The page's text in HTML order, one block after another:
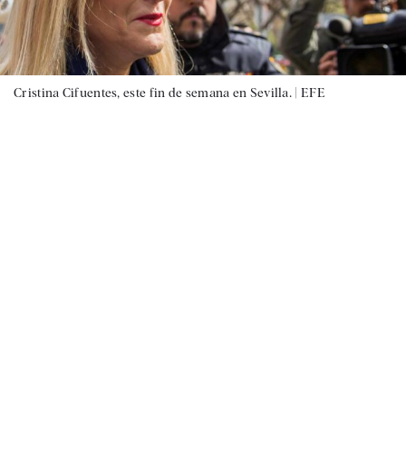
Cristina Cifuentes, este fin de semana en Sevilla. | EFE